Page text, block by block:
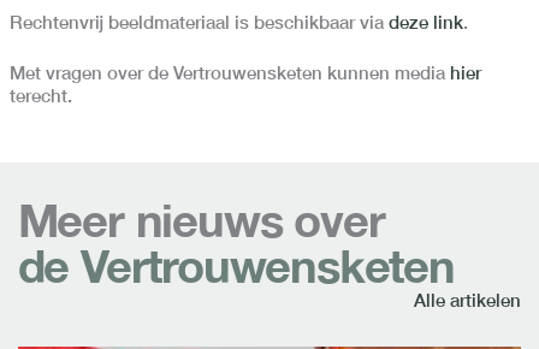
Rechtenvrij beeldmateriaal is beschikbaar via deze link.
Met vragen over de Vertrouwensketen kunnen media hier
terecht.
Meer nieuws over
de Vertrouwensketen
Alle artikelen